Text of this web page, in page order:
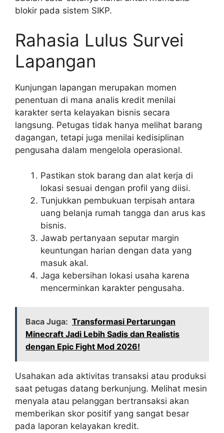
blokir pada sistem SIKP.
Rahasia Lulus Survei
Lapangan
Kunjungan lapangan merupakan momen
penentuan di mana analis kredit menilai
karakter serta kelayakan bisnis secara
langsung. Petugas tidak hanya melihat barang
dagangan, tetapi juga menilai kedisiplinan
pengusaha dalam mengelola operasional.
Pastikan stok barang dan alat kerja di
lokasi sesuai dengan profil yang diisi.
Tunjukkan pembukuan terpisah antara
uang belanja rumah tangga dan arus kas
bisnis.
Jawab pertanyaan seputar margin
keuntungan harian dengan data yang
masuk akal.
Jaga kebersihan lokasi usaha karena
mencerminkan karakter pengusaha.
Baca Juga: Transformasi Pertarungan
Minecraft Jadi Lebih Sadis dan Realistis
dengan Epic Fight Mod 2026!
Usahakan ada aktivitas transaksi atau produksi
saat petugas datang berkunjung. Melihat mesin
menyala atau pelanggan bertransaksi akan
memberikan skor positif yang sangat besar
pada laporan kelayakan kredit.